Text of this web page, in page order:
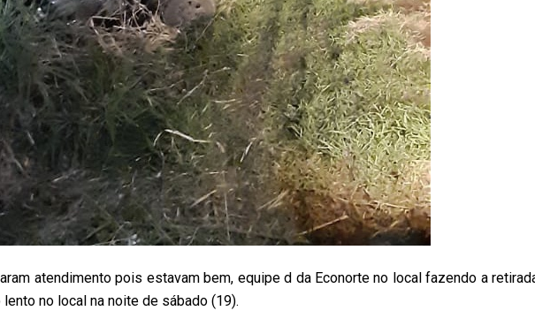
atendimento pois estavam bem, equipe d da Econorte no local fazendo a
no local na noite de sábado (19).